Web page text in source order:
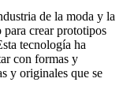
de la moda y la
crear prototipos
tecnología ha
con formas y
y originales que se